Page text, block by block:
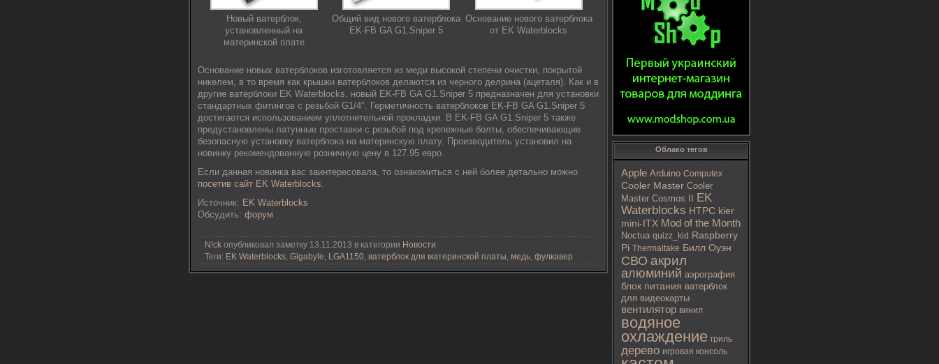
Облако тегов
Apple Arduino Computex
Cooler Master Cooler
Master Cosmos II
EK
Waterblocks HTPC kier
mini-ITX Mod of the Month
Noctua quizz_kid Raspberry
Pi Thermaltake Билл Оуэн
СВО акрил
алюминий аэрография
блок питания ватерблок
для видеокарты
вентилятор винил
водяное
охлаждение гриль
дерево игровая консоль
Новый ватерблок,
установленный на
материнской плате
Общий вид нового ватерблока
EK-FB GA G1.Sniper 5
Основание нового ватерблока
от EK Waterblocks
Основание новых ватерблоков изготовляется из меди высокой степени очистки, покрытой
никелем, в то время как крышки ватерблоков делаются из черного делрина (ацеталя). Как и в
другие ватерблоки EK Waterblocks, новый EK-FB GA G1.Sniper 5 предназначен для установки
стандартных фитингов с резьбой G1/4″. Герметичность ватерблоков EK-FB GA G1.Sniper 5
достигается использованием уплотнительной прокладки. В EK-FB GA G1.Sniper 5 также
предустановлены латунные проставки с резьбой под крепежные болты, обеспечивающие
безопасную установку ватерблока на материнскую плату. Производитель установил на
новинку рекомендованную розничную цену в 127.95 евро.
Если данная новинка вас заинтересовала, то ознакомиться с ней более детально можно
посетив сайт EK Waterblocks.
Источник: EK Waterblocks
Обсудить: форум
N!ck опубликовал заметку 13.11.2013 в категории Новости
Теги: EK Waterblocks, Gigabyte, LGA1150, ватерблок для материнской платы, медь, фулкавер